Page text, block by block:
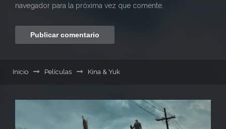
navegador para la próxima vez que comente.
Inicio Películas Kina & Yuk